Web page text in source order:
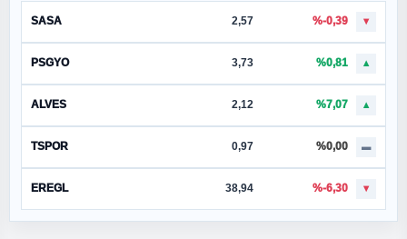
SASA 2,57 %-0,39 ▼
PSGYO 3,73 %0,81 ▲
ALVES 2,12 %7,07 ▲
TSPOR 0,97 %0,00 ▬
EREGL 38,94 %-6,30 ▼